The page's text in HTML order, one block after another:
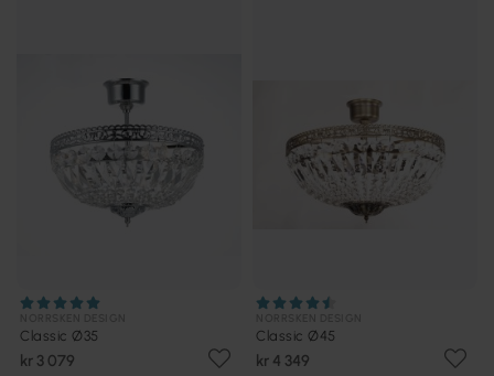
Classic Ø35
kr 3 079
Classic Ø45
kr 4 349